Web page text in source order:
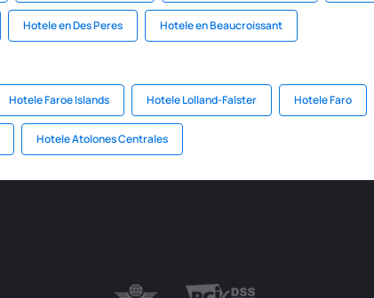
Hotele en Des Peres Hotele en Beaucroissant
Hotele Faroe Islands Hotele Lolland-Falster Hotele Faro
Hotele Atolones Centrales